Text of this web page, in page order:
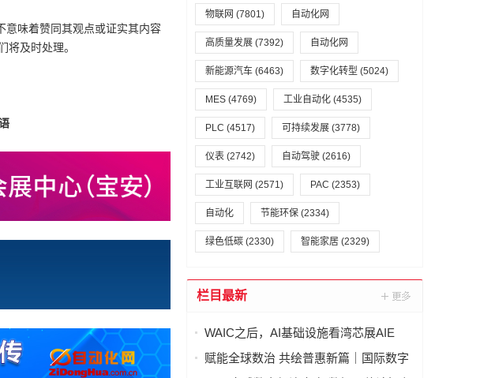
意味着赞同其观点或证实其内容
及时处理。
物联网 (7801) 自动化网
高质量发展 (7392) 自动化网
新能源汽车 (6463) 数字化转型 (5024)
MES (4769) 工业自动化 (4535)
PLC (4517) 可持续发展 (3778)
仪表 (2742) 自动驾驶 (2616)
工业互联网 (2571) PAC (2353)
自动化 节能环保 (2334)
绿色低碳 (2330) 智能家居 (2329)
栏目最新
WAIC之后，AI基础设施看湾芯展AIE
赋能全球数治 共绘普惠新篇｜国际数字